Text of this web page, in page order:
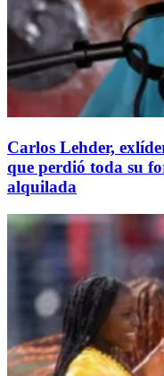
Carlos Lehder,
que perdió toda su
alquilada